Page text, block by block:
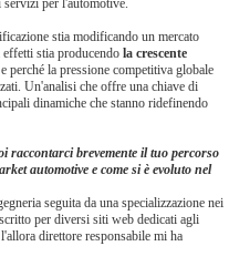
servizi per l'automotive.
stia modificando un mercato
effetti stia producendo la crescente
e perché la pressione competitiva globale
Un'analisi che offre una chiave di
dinamiche che stanno ridefinendo
raccontarci brevemente il tuo percorso
automotive e come si è evoluto nel
seguita da una specializzazione nei
per diversi siti web dedicati agli
direttore responsabile mi ha